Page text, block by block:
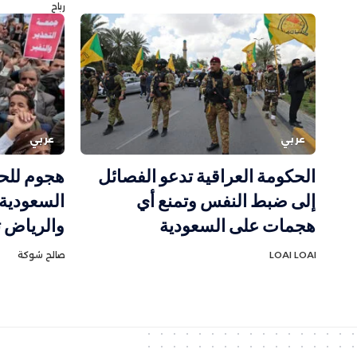
رباح
عربي
الحكومة العراقية تدعو الفصائل
إلى ضبط النفس وتمنع أي
هجمات على السعودية
LOAI LOAI
عربي
هجوم
صالح شوكة